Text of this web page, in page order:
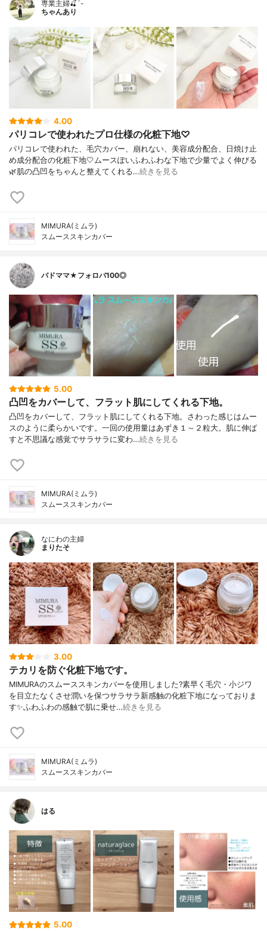
専業主婦🍒´-
ちゃんあり
4.00
パリコレで使われたプロ仕様の化粧下地♡
パリコレで使われた、毛穴カバー、崩れない、美容成分配合、日焼け止
め成分配合の化粧下地🤍ムースぽいふわふわな下地で少量でよく伸びる
🌿肌の凸凹をちゃんと整えてくれる…続きを見る
MIMURA(ミムラ)
スムーススキンカバー
バドママ★フォロバ100◎
5.00
凸凹をカバーして、フラット肌にしてくれる下地。
凸凹をカバーして、フラット肌にしてくれる下地。さわった感じはムー
スのように柔らかいです。一回の使用量はあずき１～２粒大。肌に伸ば
すと不思議な感覚でサラサラに変わ…続きを見る
MIMURA(ミムラ)
スムーススキンカバー
なにわの主婦
まりたそ
3.00
テカリを防ぐ化粧下地です。
MIMURAのスムーススキンカバーを使用しました?素早く毛穴・小ジワ
を目立たなくさせ潤いを保つサラサラ新感触の化粧下地になっておりま
す✨ふわふわの感触で肌に乗せ…続きを見る
MIMURA(ミムラ)
スムーススキンカバー
はる
5.00